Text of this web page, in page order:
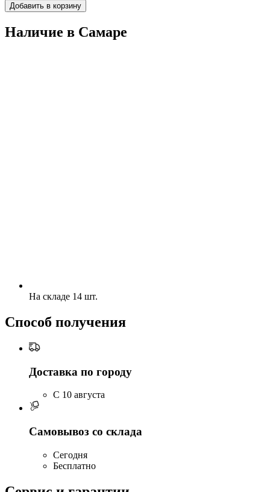
Добавить в корзину
Наличие в Самарe
На складе 14 шт.
Способ получения
Доставка по городу
C 10 августа
Самовывоз со склада
Сегодня
Бесплатно